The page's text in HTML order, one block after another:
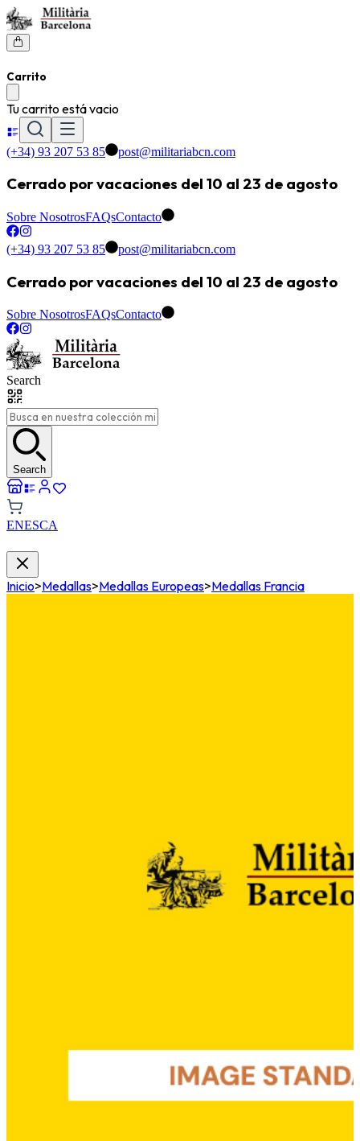
Carrito
Tu carrito está vacio
(+34) 93 207 53 85 post@militariabcn.com
Cerrado por vacaciones del 10 al 23 de agosto
Sobre NosotrosFAQsContacto
(+34) 93 207 53 85 post@militariabcn.com
Cerrado por vacaciones del 10 al 23 de agosto
Sobre NosotrosFAQsContacto
Search
Search
ENESCA
Inicio>Medallas>Medallas Europeas>Medallas Francia